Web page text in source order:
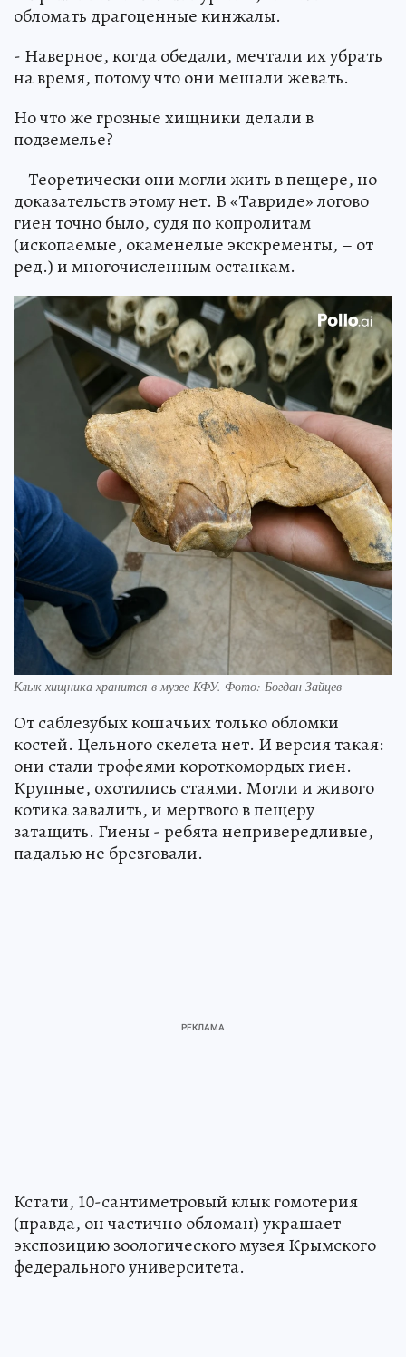
обломать драгоценные кинжалы.
- Наверное, когда обедали, мечтали их убрать
на время, потому что они мешали жевать.
Но что же грозные хищники делали в
подземелье?
– Теоретически они могли жить в пещере, но
доказательств этому нет. В «Тавриде» логово
гиен точно было, судя по копролитам
(ископаемые, окаменелые экскременты, – от
ред.) и многочисленным останкам.
Клык хищника хранится в музее КФУ. Фото: Богдан Зайцев
От саблезубых кошачьих только обломки
костей. Цельного скелета нет. И версия такая:
они стали трофеями короткомордых гиен.
Крупные, охотились стаями. Могли и живого
котика завалить, и мертвого в пещеру
затащить. Гиены - ребята непривередливые,
падалью не брезговали.
Кстати, 10-сантиметровый клык гомотерия
(правда, он частично обломан) украшает
экспозицию зоологического музея Крымского
федерального университета.